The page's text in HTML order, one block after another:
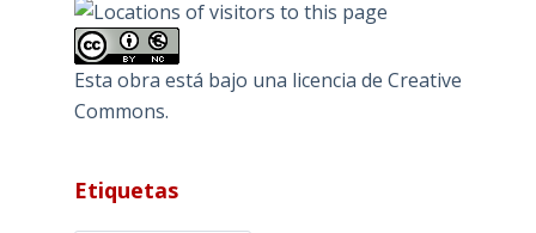
Esta obra está bajo una licencia de Creative
Commons.
Etiquetas